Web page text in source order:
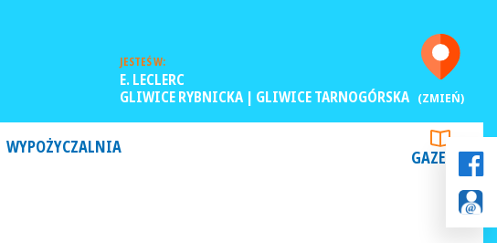
JESTEŚ W:
E. LECLERC
GLIWICE RYBNICKA | GLIWICE TARNOGÓRSKA (ZMIEŃ)
WYPOŻYCZALNIA GAZETKI